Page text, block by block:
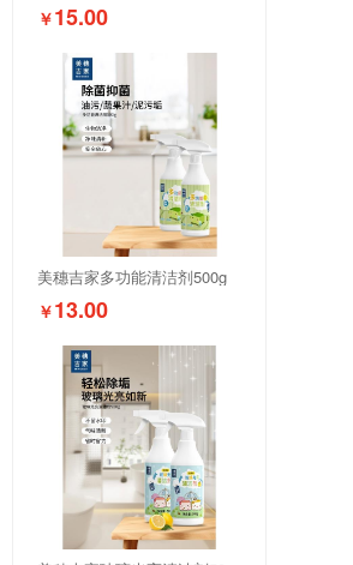
￥15.00
美穗吉家多功能清洁剂500g
￥13.00